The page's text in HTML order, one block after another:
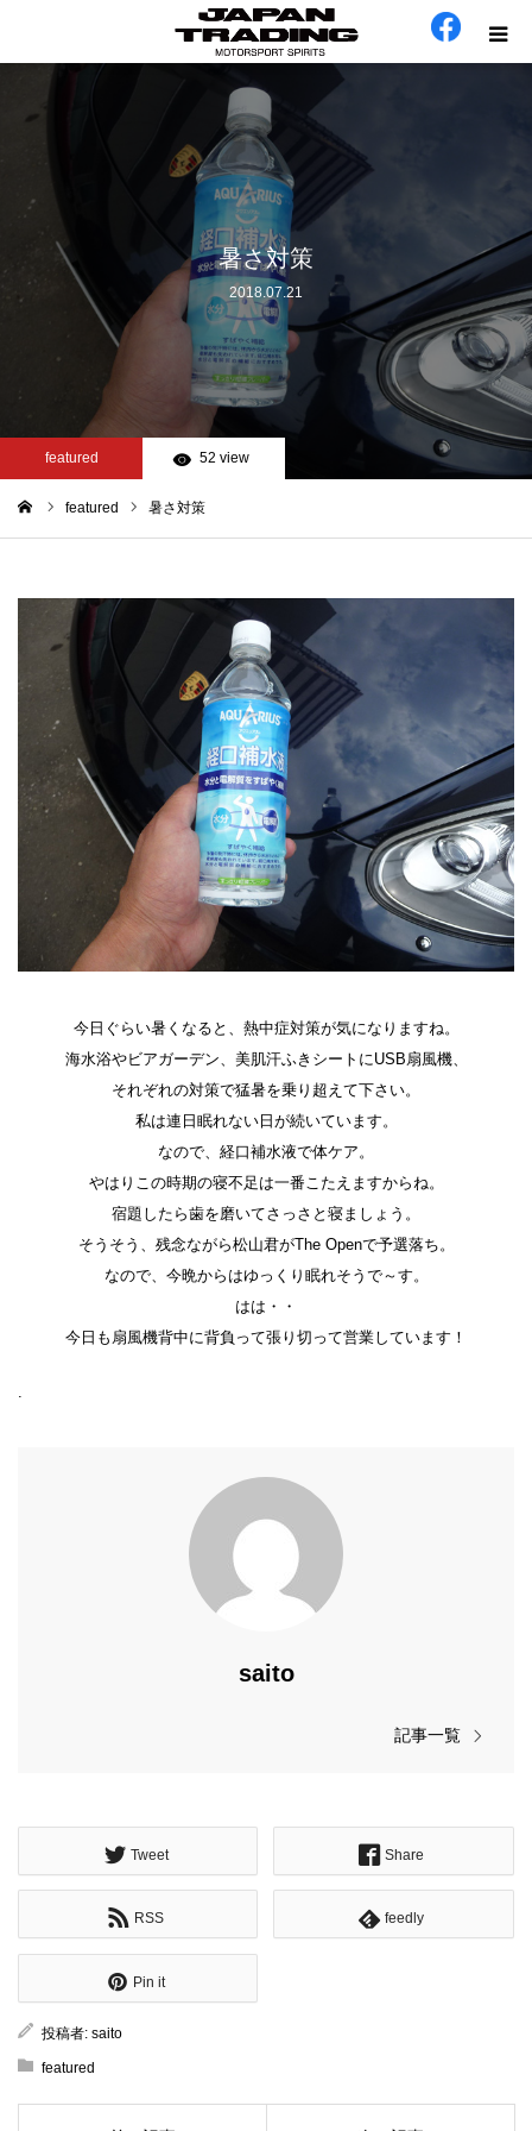
暑さ対策
2018.07.21
featured 52 view
featured 暑さ対策
今日ぐらい暑くなると、熱中症対策が気になりますね。
海水浴やビアガーデン、美肌汗ふきシートにUSB扇風機、
それぞれの対策で猛暑を乗り超えて下さい。
私は連日眠れない日が続いています。
なので、経口補水液で体ケア。
やはりこの時期の寝不足は一番こたえますからね。
宿題したら歯を磨いてさっさと寝ましょう。
そうそう、残念ながら松山君がThe Openで予選落ち。
なので、今晩からはゆっくり眠れそうで～す。
はは・・
今日も扇風機背中に背負って張り切って営業しています！
saito
記事一覧
Tweet Share
RSS feedly
Pin it
投稿者: saito
featured
カテゴリー
工場日誌
お問い合わせ